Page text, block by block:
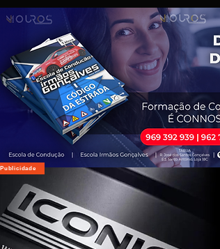
Publicidade